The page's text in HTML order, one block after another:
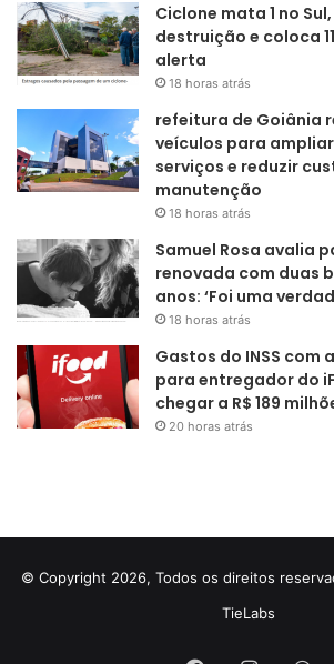
Ciclone mata 1 no
destruição e coloca
alerta
18 horas atrás
refeitura de Goiânia
veículos para
serviços e reduzir
manutenção
18 horas atrás
Samuel Rosa avalia
renovada com duas
anos: ‘Foi uma
18 horas atrás
Gastos do INSS com
para entregador do
chegar a R$ 189
20 horas atrás
© Copyright 2026, Todos os direitos
TieLabs